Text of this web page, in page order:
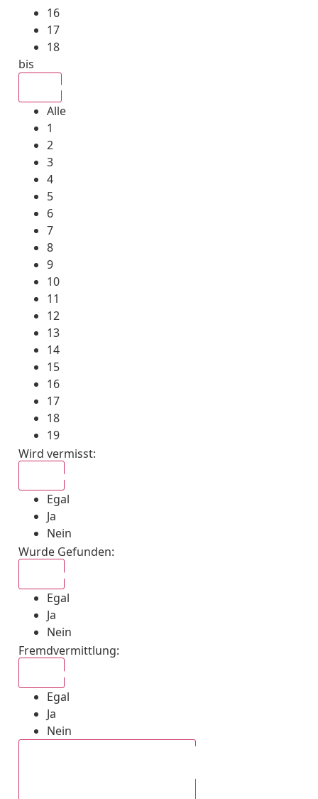
16
17
18
bis
Alle
1
2
3
4
5
6
7
8
9
10
11
12
13
14
15
16
17
18
19
Wird vermisst:
Egal
Ja
Nein
Wurde Gefunden:
Egal
Ja
Nein
Fremdvermittlung:
Egal
Ja
Nein